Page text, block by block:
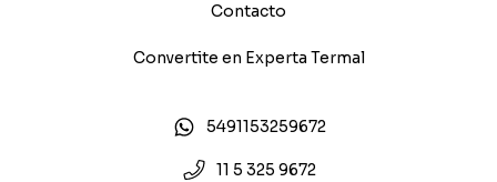
Contacto
Convertite en Experta Termal
5491153259672
11 5 325 9672